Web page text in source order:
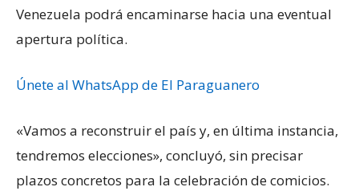
Venezuela podrá encaminarse hacia una eventual
apertura política.
Únete al WhatsApp de El Paraguanero
«Vamos a reconstruir el país y, en última instancia,
tendremos elecciones», concluyó, sin precisar
plazos concretos para la celebración de comicios.